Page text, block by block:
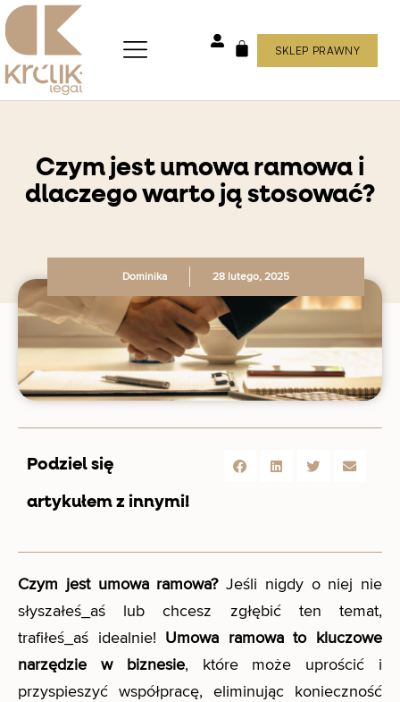
Skip
to
content
WÓZEK
SKLEP PRAWNY
Czym jest umowa ramowa i
dlaczego warto ją stosować?
Dominika 28 lutego, 2025
Podziel się
artykułem z innymi!
Czym jest umowa ramowa?Jeśli nigdy o niej nie
słyszałeś_aś lub chcesz zgłębić ten temat,
trafiłeś_aś idealnie! Umowa ramowa to kluczowe
narzędzie w biznesie, które może uprościć i
przyspieszyć współpracę, eliminując konieczność